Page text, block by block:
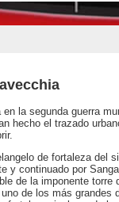
la segunda guerra
hecho el trazado
de fortaleza del
y continuado por
de la imponente torre
de los más grandes